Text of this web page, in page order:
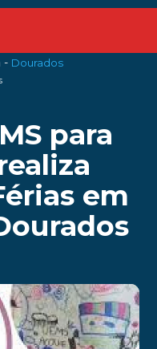
- Dourados
para
em